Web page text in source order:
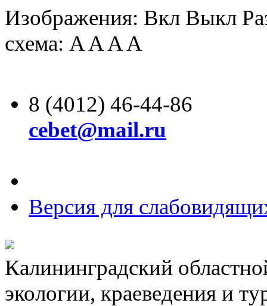
Изображения: Вкл Выкл
схема: AAAA
8 (4012) 46-44-86
cebet@mail.ru
Версия для
Калининградский
экологии, краеведения и